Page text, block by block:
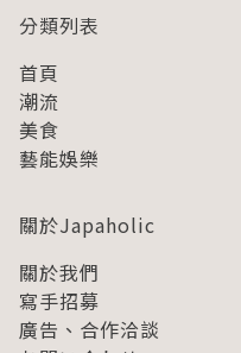
分類列表
首頁
潮流
美食
藝能娛樂
關於Japaholic
關於我們
寫手招募
廣告、合作洽談